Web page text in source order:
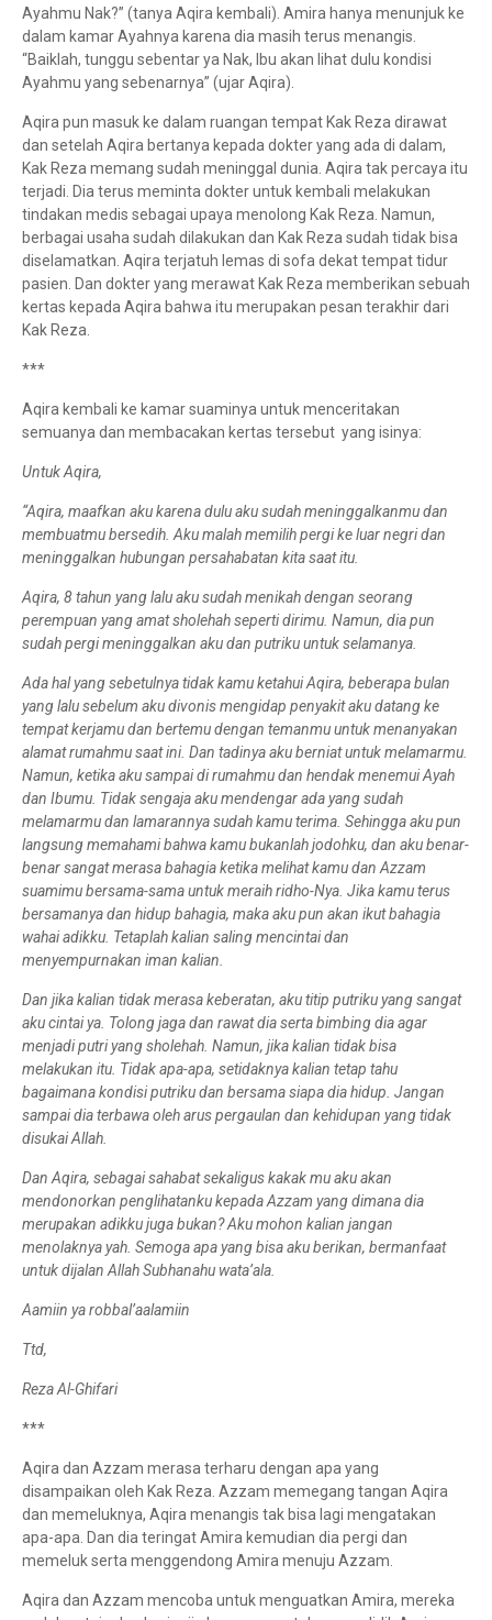
Ayahmu Nak?” (tanya Aqira kembali). Amira hanya menunjuk ke
dalam kamar Ayahnya karena dia masih terus menangis.
“Baiklah, tunggu sebentar ya Nak, Ibu akan lihat dulu kondisi
Ayahmu yang sebenarnya” (ujar Aqira).
Aqira pun masuk ke dalam ruangan tempat Kak Reza dirawat
dan setelah Aqira bertanya kepada dokter yang ada di dalam,
Kak Reza memang sudah meninggal dunia. Aqira tak percaya itu
terjadi. Dia terus meminta dokter untuk kembali melakukan
tindakan medis sebagai upaya menolong Kak Reza. Namun,
berbagai usaha sudah dilakukan dan Kak Reza sudah tidak bisa
diselamatkan. Aqira terjatuh lemas di sofa dekat tempat tidur
pasien. Dan dokter yang merawat Kak Reza memberikan sebuah
kertas kepada Aqira bahwa itu merupakan pesan terakhir dari
Kak Reza.
***
Aqira kembali ke kamar suaminya untuk menceritakan
semuanya dan membacakan kertas tersebut yang isinya:
Untuk Aqira,
“Aqira, maafkan aku karena dulu aku sudah meninggalkanmu dan
membuatmu bersedih. Aku malah memilih pergi ke luar negri dan
meninggalkan hubungan persahabatan kita saat itu.
Aqira, 8 tahun yang lalu aku sudah menikah dengan seorang
perempuan yang amat sholehah seperti dirimu. Namun, dia pun
sudah pergi meninggalkan aku dan putriku untuk selamanya.
Ada hal yang sebetulnya tidak kamu ketahui Aqira, beberapa bulan
yang lalu sebelum aku divonis mengidap penyakit aku datang ke
tempat kerjamu dan bertemu dengan temanmu untuk menanyakan
alamat rumahmu saat ini. Dan tadinya aku berniat untuk melamarmu.
Namun, ketika aku sampai di rumahmu dan hendak menemui Ayah
dan Ibumu. Tidak sengaja aku mendengar ada yang sudah
melamarmu dan lamarannya sudah kamu terima. Sehingga aku pun
langsung memahami bahwa kamu bukanlah jodohku, dan aku benar-
benar sangat merasa bahagia ketika melihat kamu dan Azzam
suamimu bersama-sama untuk meraih ridho-Nya. Jika kamu terus
bersamanya dan hidup bahagia, maka aku pun akan ikut bahagia
wahai adikku. Tetaplah kalian saling mencintai dan
menyempurnakan iman kalian.
Dan jika kalian tidak merasa keberatan, aku titip putriku yang sangat
aku cintai ya. Tolong jaga dan rawat dia serta bimbing dia agar
menjadi putri yang sholehah. Namun, jika kalian tidak bisa
melakukan itu. Tidak apa-apa, setidaknya kalian tetap tahu
bagaimana kondisi putriku dan bersama siapa dia hidup. Jangan
sampai dia terbawa oleh arus pergaulan dan kehidupan yang tidak
disukai Allah.
Dan Aqira, sebagai sahabat sekaligus kakak mu aku akan
mendonorkan penglihatanku kepada Azzam yang dimana dia
merupakan adikku juga bukan? Aku mohon kalian jangan
menolaknya yah. Semoga apa yang bisa aku berikan, bermanfaat
untuk dijalan Allah Subhanahu wata’ala.
Aamiin ya robbal’aalamiin
Ttd,
Reza Al-Ghifari
***
Aqira dan Azzam merasa terharu dengan apa yang
disampaikan oleh Kak Reza. Azzam memegang tangan Aqira
dan memeluknya, Aqira menangis tak bisa lagi mengatakan
apa-apa. Dan dia teringat Amira kemudian dia pergi dan
memeluk serta menggendong Amira menuju Azzam.
Aqira dan Azzam mencoba untuk menguatkan Amira, mereka